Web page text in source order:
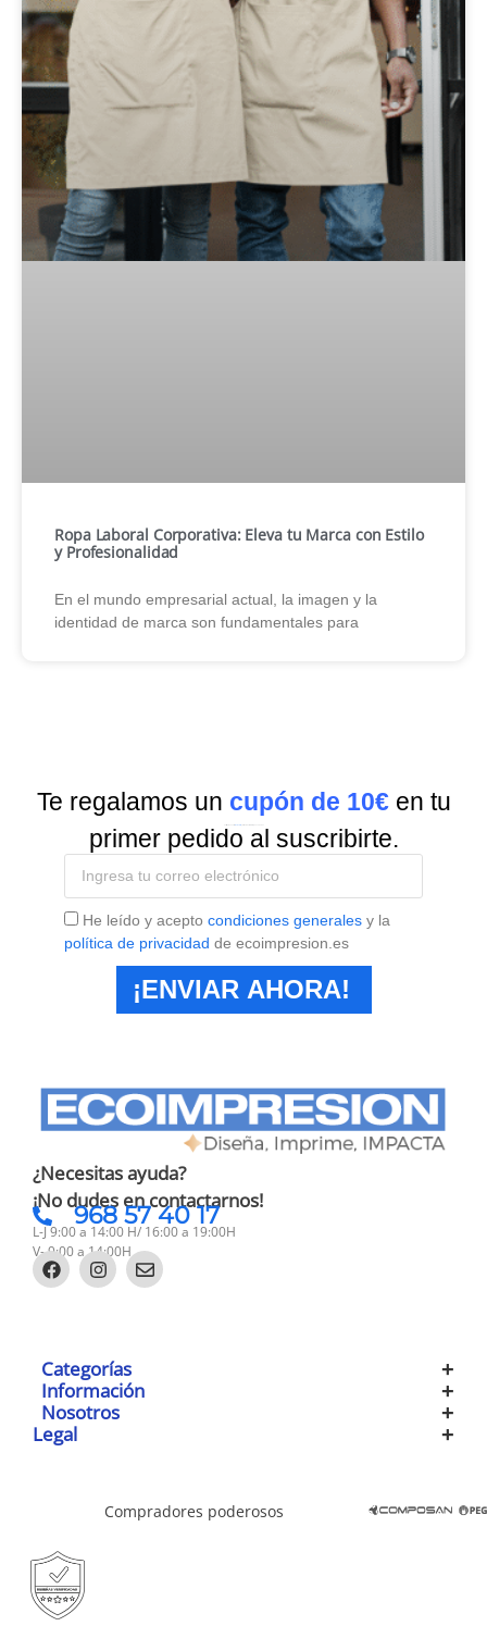
Ropa Laboral Corporativa: Eleva tu Marca con Estilo
y Profesionalidad
En el mundo empresarial actual, la imagen y la
identidad de marca son fundamentales para
Te regalamos un cupón de 10€ en tu
primer pedido al suscribirte.
He leído y acepto condiciones generales y la
política de privacidad de ecoimpresion.es
¡ENVIAR AHORA!
¿Necesitas ayuda?
¡No dudes en contactarnos!
968 57 40 17
L-J 9:00 a 14:00 H/ 16:00 a 19:00H
V- 9:00 a 14:00H
Categorías
Información
Nosotros
Legal
Compradores poderosos